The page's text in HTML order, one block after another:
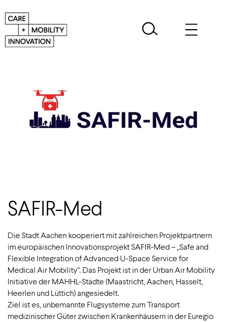
SAFIR-Med
Die Stadt Aachen kooperiert mit zahlreichen Projektpartnern
im europäischen Innovationsprojekt SAFIR-Med – „Safe and
Flexible Integration of Advanced U-Space Service for
Medical Air Mobility“. Das Projekt ist in der Urban Air Mobility
Initiative der MAHHL-Städte (Maastricht, Aachen, Hasselt,
Heerlen und Lüttich) angesiedelt.
Ziel ist es, unbemannte Flugsysteme zum Transport
medizinischer Güter zwischen Krankenhäusern in der Euregio